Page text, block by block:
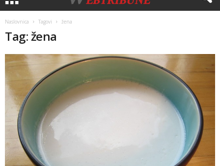
Naslovnica Tagovi žena
Tag: žena